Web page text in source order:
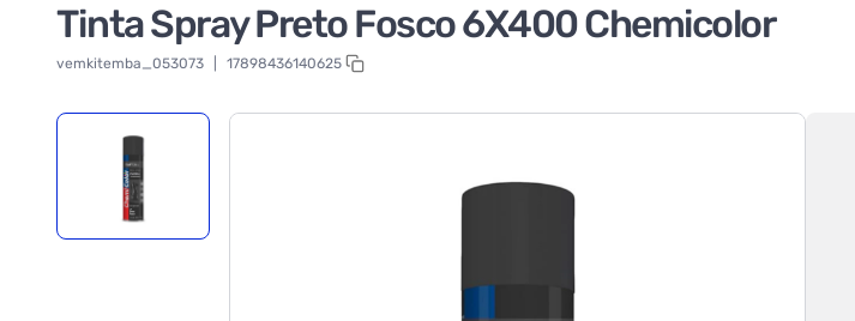
Tinta Spray Preto Fosco 6X400 Chemicolor
vemkitemba_053073 17898436140625